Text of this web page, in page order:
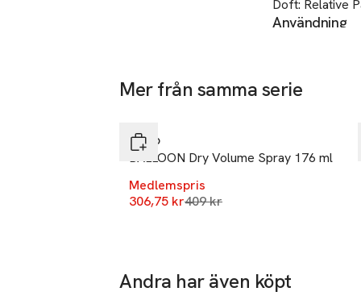
Doft: Relative
- Neemolja
-
-
Användning
Tillverkare
27 Upper
Dublin
Mer från samma serie
R+Co
BALLOON Dry Volume Spray 176 ml
Medlemspris
306,75 krLägsta pris 30 dagar
409 kr
Andra har även köpt